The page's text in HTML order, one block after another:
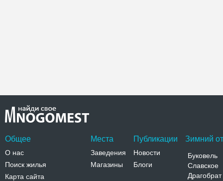
Общее
О нас
Поиск жилья
Карта сайта
Места
Заведения
Магазины
Публикации
Новости
Блоги
Зимний
Буковель
Славское
Драгобрат